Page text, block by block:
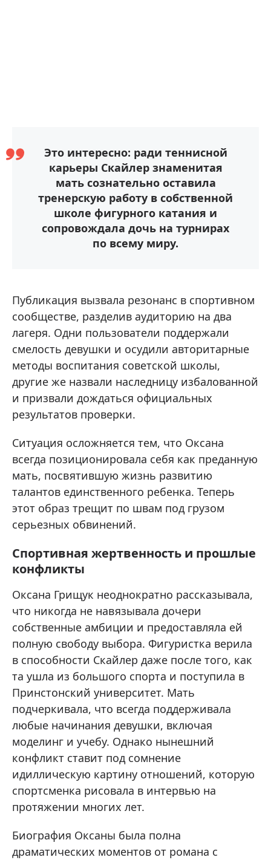
Это интересно: ради теннисной
карьеры Скайлер знаменитая
мать сознательно оставила
тренерскую работу в собственной
школе фигурного катания и
сопровождала дочь на турнирах
по всему миру.
Публикация вызвала резонанс в спортивном
сообществе, разделив аудиторию на два
лагеря. Одни пользователи поддержали
смелость девушки и осудили авторитарные
методы воспитания советской школы,
другие же назвали наследницу избалованной
и призвали дождаться официальных
результатов проверки.
Ситуация осложняется тем, что Оксана
всегда позиционировала себя как преданную
мать, посвятившую жизнь развитию
талантов единственного ребенка. Теперь
этот образ трещит по швам под грузом
серьезных обвинений.
Спортивная жертвенность и прошлые
конфликты
Оксана Грищук неоднократно рассказывала,
что никогда не навязывала дочери
собственные амбиции и предоставляла ей
полную свободу выбора. Фигуристка верила
в способности Скайлер даже после того, как
та ушла из большого спорта и поступила в
Принстонский университет. Мать
подчеркивала, что всегда поддерживала
любые начинания девушки, включая
моделинг и учебу. Однако нынешний
конфликт ставит под сомнение
идиллическую картину отношений, которую
спортсменка рисовала в интервью на
протяжении многих лет.
Биография Оксаны была полна
драматических моментов от романа с